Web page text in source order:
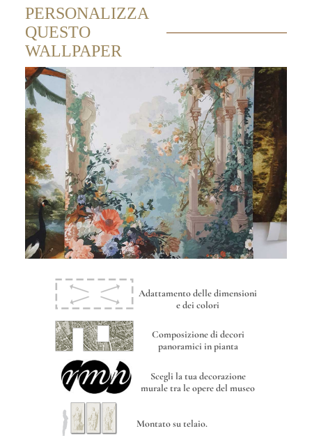
PERSONALIZZA
QUESTO
WALLPAPER
Adattamento delle dimensioni
e dei colori
Composizione di decori
panoramici in pianta
Scegli la tua decorazione
murale tra le opere del museo
Montato su telaio.